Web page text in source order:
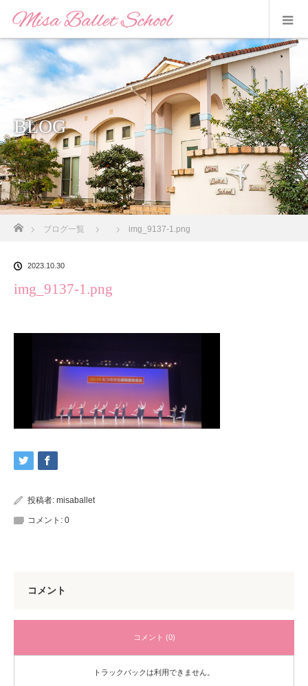
BLOG
ブログ一覧 img_9137-1.png
2023.10.30
img_9137-1.png
投稿者: misaballet
コメント: 0
コメント
コメント (0)
トラックバックは利用できません。